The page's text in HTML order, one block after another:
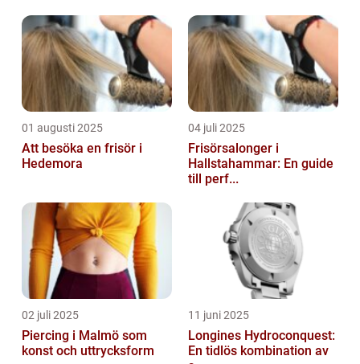
01 augusti 2025
Att besöka en frisör i
Hedemora
04 juli 2025
Frisörsalonger i
Hallstahammar: En guide
till perf...
02 juli 2025
Piercing i Malmö som
konst och uttrycksform
11 juni 2025
Longines Hydroconquest:
En tidlös kombination av